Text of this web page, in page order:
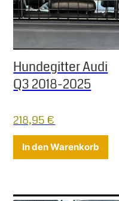
Hundegitter Audi
Q3 2018-2025
218,95€
In den Warenkorb